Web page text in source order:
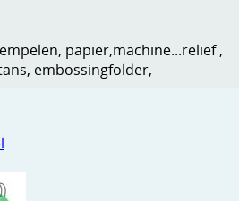
papier,machine...reliëf ,
embossingfolder,